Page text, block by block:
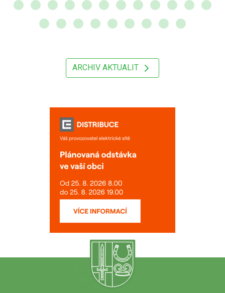
ARCHIV AKTUALIT